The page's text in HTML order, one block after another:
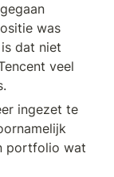
was
dat niet
veel
ingezet te
portfolio wat